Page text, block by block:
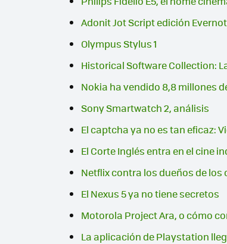
Adonit Jot Script edición
Olympus Stylus 1
Historical Software Collection:
Nokia ha vendido 8,8 millones
Sony Smartwatch 2, análisis
El captcha ya no es tan eficaz:
El Corte Inglés entra en el cine
Netflix contra los dueños de
El Nexus 5 ya no tiene secretos
Motorola Project Ara, o cómo
La aplicación de Playstation